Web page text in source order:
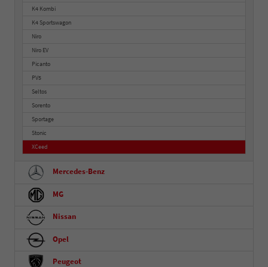
K4 Kombi
K4 Sportswagon
Niro
Niro EV
Picanto
PV5
Seltos
Sorento
Sportage
Stonic
XCeed
Mercedes-Benz
MG
Nissan
Opel
Peugeot